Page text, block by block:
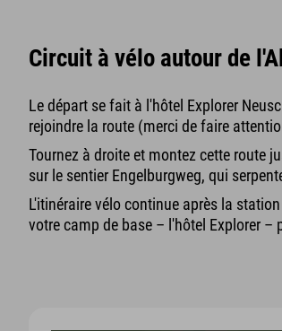
Circuit à vélo autour de
Le départ se fait à l'hôtel Explorer
rejoindre la route (merci de faire
Tournez à droite et montez cette route
sur le sentier Engelburgweg, qui
L'itinéraire vélo continue après la
votre camp de base – l'hôtel Explorer –